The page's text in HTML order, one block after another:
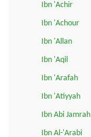
Ibn 'Achir
Ibn 'Achour
Ibn 'Allan
Ibn 'Aqil
Ibn 'Arafah
Ibn 'Atiyyah
Ibn Abi Jamrah
Ibn Al-'Arabi